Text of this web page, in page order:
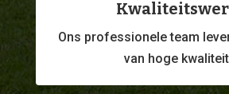
Ons professioneleteam
van hoge